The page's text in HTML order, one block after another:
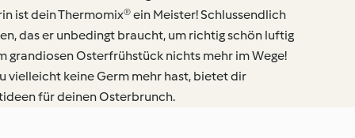
ist dein Thermomix® ein Meister! Schlussendlich
das er unbedingt braucht, um richtig schön luftig
grandiosen Osterfrühstück nichts mehr im Wege!
vielleicht keine Germ mehr hast, bietet dir
für deinen Osterbrunch.